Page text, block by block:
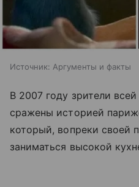
Источник: Аргументы и факты
В 2007 году зрители
сражены историей
который, вопреки своей
заниматься высокой